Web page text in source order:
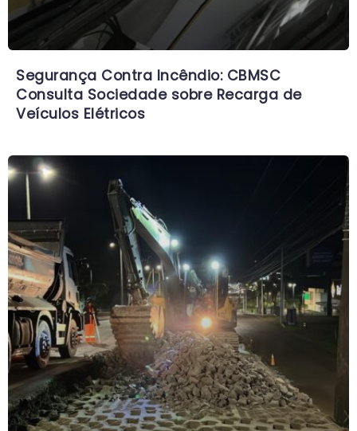
Segurança Contra Incêndio: CBMSC
Consulta Sociedade sobre Recarga de
Veículos Elétricos